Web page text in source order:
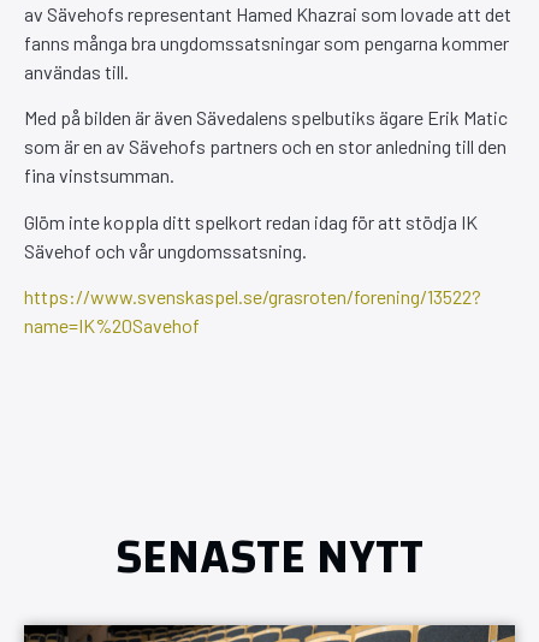
av Sävehofs representant Hamed Khazrai som lovade att det
fanns många bra ungdomssatsningar som pengarna kommer
användas till.
Med på bilden är även Sävedalens spelbutiks ägare Erik Matic
som är en av Sävehofs partners och en stor anledning till den
fina vinstsumman.
Glöm inte koppla ditt spelkort redan idag för att stödja IK
Sävehof och vår ungdomssatsning.
https://www.svenskaspel.se/grasroten/forening/13522?
name=IK%20Savehof
SENASTE NYTT